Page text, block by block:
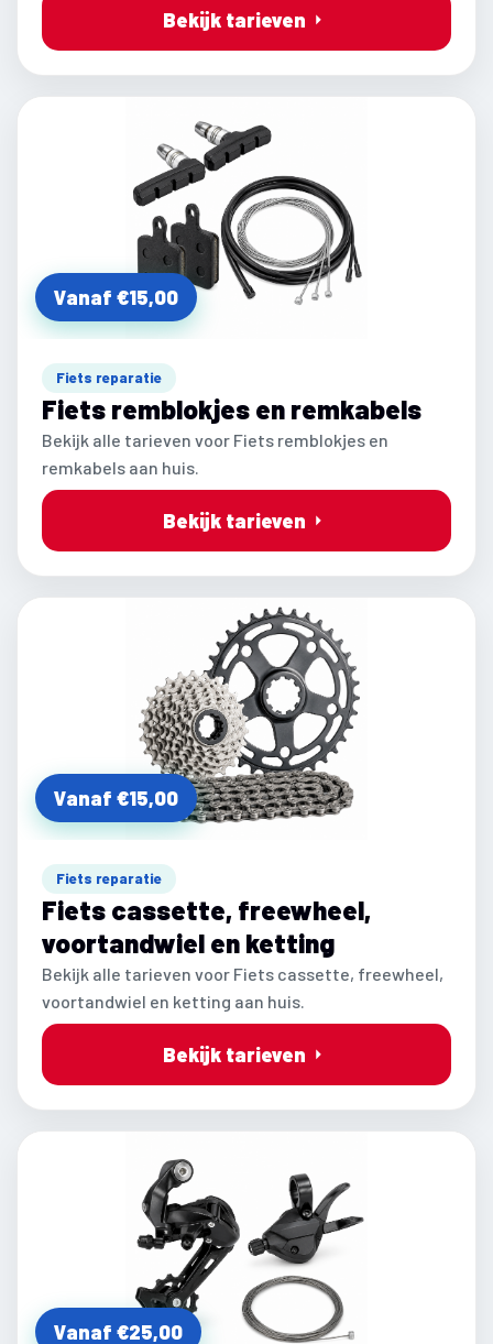
Bekijk tarieven
Vanaf €15,00
Fiets reparatie
Fiets remblokjes en remkabels
Bekijk alle tarieven voor Fiets remblokjes en
remkabels aan huis.
Bekijk tarieven
Vanaf €15,00
Fiets reparatie
Fiets cassette, freewheel,
voortandwiel en ketting
Bekijk alle tarieven voor Fiets cassette, freewheel,
voortandwiel en ketting aan huis.
Bekijk tarieven
Vanaf €25,00